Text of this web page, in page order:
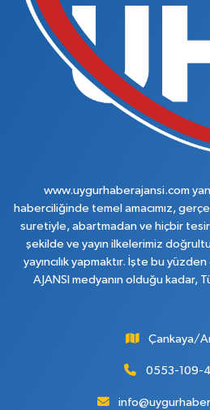
www.uygurhaberajansi.com
haberciliğinde temel amacımız,
suretiyle, abartmadan ve hiçbir tesir
şekilde ve yayın ilkelerimiz
yayıncılık yapmaktır. İşte bu
AJANSI medyanın olduğu kadar,
Çankaya/
0553-109-